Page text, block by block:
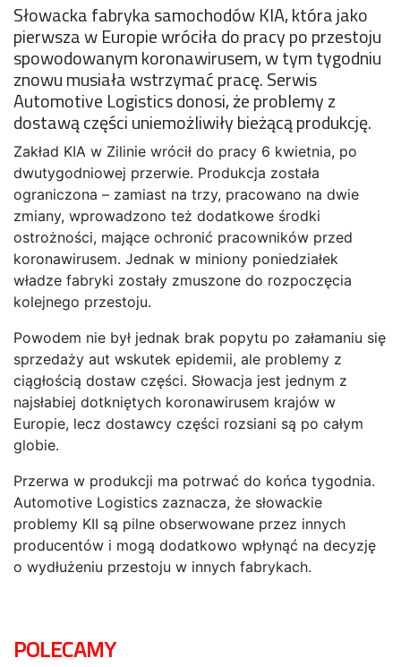
Słowacka fabryka samochodów KIA, która jako
pierwsza w Europie wróciła do pracy po przestoju
spowodowanym koronawirusem, w tym tygodniu
znowu musiała wstrzymać pracę. Serwis
Automotive Logistics donosi, że problemy z
dostawą części uniemożliwiły bieżącą produkcję.
Zakład KIA w Zilinie wrócił do pracy 6 kwietnia, po
dwutygodniowej przerwie. Produkcja została
ograniczona – zamiast na trzy, pracowano na dwie
zmiany, wprowadzono też dodatkowe środki
ostrożności, mające ochronić pracowników przed
koronawirusem. Jednak w miniony poniedziałek
władze fabryki zostały zmuszone do rozpoczęcia
kolejnego przestoju.
Powodem nie był jednak brak popytu po załamaniu się
sprzedaży aut wskutek epidemii, ale problemy z
ciągłością dostaw części. Słowacja jest jednym z
najsłabiej dotkniętych koronawirusem krajów w
Europie, lecz dostawcy części rozsiani są po całym
globie.
Przerwa w produkcji ma potrwać do końca tygodnia.
Automotive Logistics zaznacza, że słowackie
problemy KII są pilne obserwowane przez innych
producentów i mogą dodatkowo wpłynąć na decyzję
o wydłużeniu przestoju w innych fabrykach.
POLECAMY